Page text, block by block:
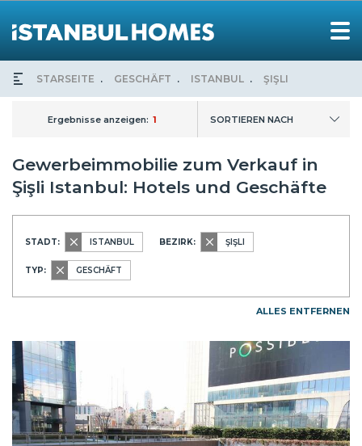
STARSEITE GESCHÄFT ISTANBUL ŞIŞLI
Ergebnisse anzeigen: 1 SORTIEREN NACH
Gewerbeimmobilie zum Verkauf in
Şişli Istanbul: Hotels und Geschäfte
STADT: ISTANBUL BEZIRK: ŞIŞLI
TYP: GESCHÄFT
ALLES ENTFERNEN